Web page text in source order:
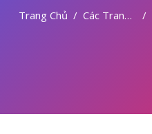
Trang Chủ Các Trang Của Hệ Thống